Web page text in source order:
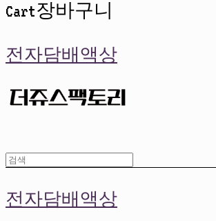
Cart장바구니
전자담배액상
전자담배액상